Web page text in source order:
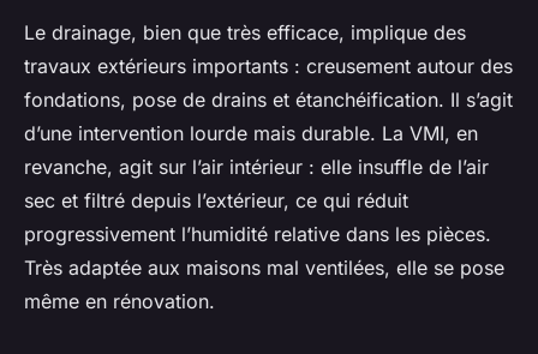
Le drainage, bien que très efficace, implique des
travaux extérieurs importants : creusement autour des
fondations, pose de drains et étanchéification. Il s’agit
d’une intervention lourde mais durable. La VMI, en
revanche, agit sur l’air intérieur : elle insuffle de l’air
sec et filtré depuis l’extérieur, ce qui réduit
progressivement l’humidité relative dans les pièces.
Très adaptée aux maisons mal ventilées, elle se pose
même en rénovation.